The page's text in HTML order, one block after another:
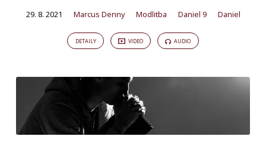
29. 8. 2021 Marcus Denny Modlitba Daniel 9 Daniel
DETAILY VIDEO AUDIO